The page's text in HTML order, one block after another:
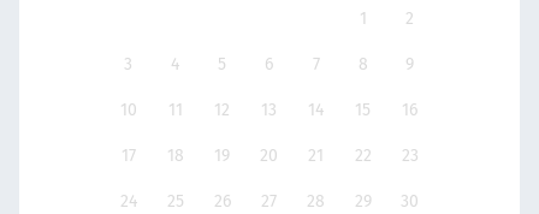
1 2
3 4 5 6 7 8 9
10 11 12 13 14 15 16
17 18 19 20 21 22 23
24 25 26 27 28 29 30